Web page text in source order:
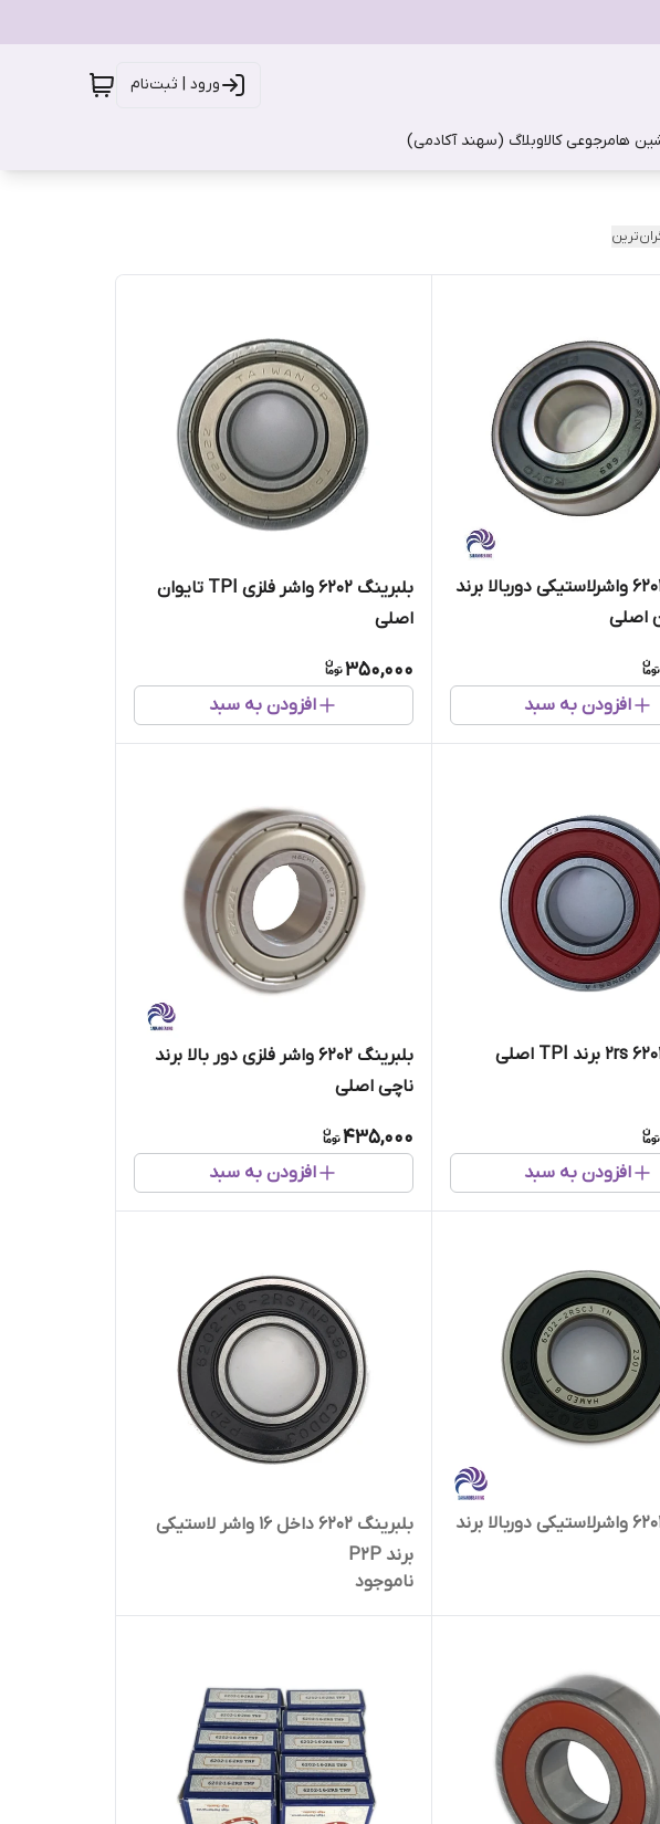
ورود | ثبت‌نام
هامرجوعی کالاوبلاگ (سهند آکادمی)
بلبرینگ 6202 واشرلاستیکی دوربالا برند
افزودن به سبد
بلبرینگ 6202 واشر فلزی TPI تایوان
اصلی
350,000
افزودن به سبد
افزودن به سبد
بلبرینگ 6202 واشر فلزی دور بالا برند
ناچی اصلی
435,000
افزودن به سبد
بلبرینگ ۶۲۰۲ واشرلاستیکی دوربالا برند
بلبرینگ ۶۲۰۲ داخل ۱۶ واشر لاستیکی
برند P2P
ناموجود